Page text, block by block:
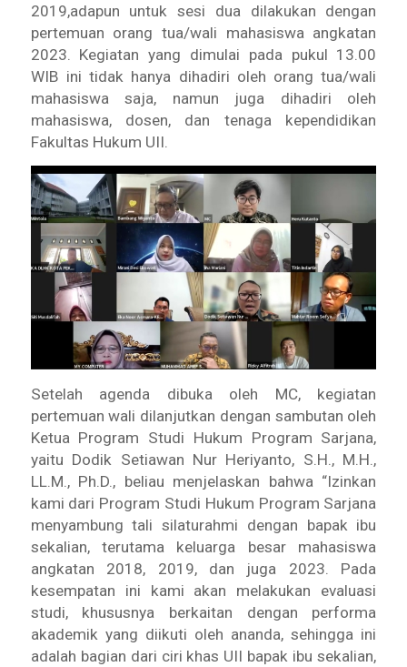
2019,adapun untuk sesi dua dilakukan dengan
pertemuan orang tua/wali mahasiswa angkatan
2023. Kegiatan yang dimulai pada pukul 13.00
WIB ini tidak hanya dihadiri oleh orang tua/wali
mahasiswa saja, namun juga dihadiri oleh
mahasiswa, dosen, dan tenaga kependidikan
Fakultas Hukum UII.
Setelah agenda dibuka oleh MC, kegiatan
pertemuan wali dilanjutkan dengan sambutan oleh
Ketua Program Studi Hukum Program Sarjana,
yaitu Dodik Setiawan Nur Heriyanto, S.H., M.H.,
LL.M., Ph.D., beliau menjelaskan bahwa “Izinkan
kami dari Program Studi Hukum Program Sarjana
menyambung tali silaturahmi dengan bapak ibu
sekalian, terutama keluarga besar mahasiswa
angkatan 2018, 2019, dan juga 2023. Pada
kesempatan ini kami akan melakukan evaluasi
studi, khususnya berkaitan dengan performa
akademik yang diikuti oleh ananda, sehingga ini
adalah bagian dari ciri khas UII bapak ibu sekalian,